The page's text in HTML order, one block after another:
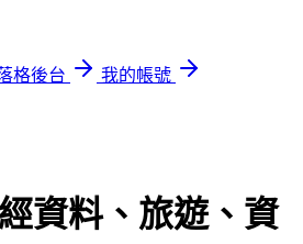
格後台
我的帳號
資料、旅遊、資